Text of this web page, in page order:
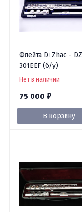
Флейта Di Zhao - DZ
301BEF (б/у)
Нет в наличии
75 000 ₽
В корзину